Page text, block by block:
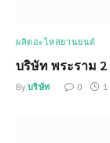
ผลิตอะไหล่ยานยนต์
บริษัท พระราม 2
By บริษัท 0 1